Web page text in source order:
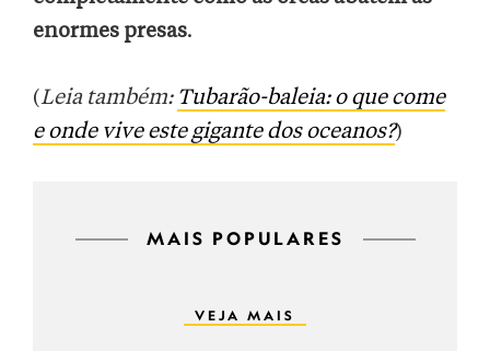
enormes presas.
(Leia também: Tubarão-baleia: o que come
e onde vive este gigante dos oceanos?)
MAIS POPULARES
VEJA MAIS